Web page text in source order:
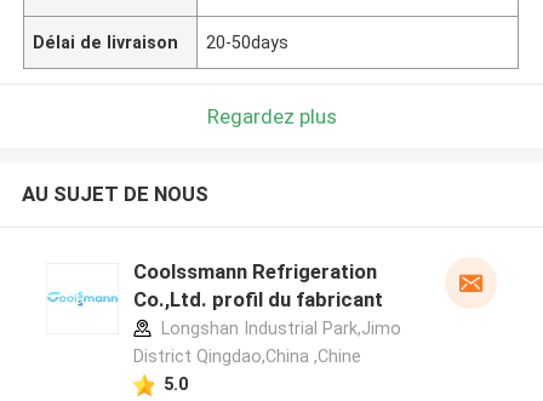
Délai de livraison 20-50days
Regardez plus
AU SUJET DE NOUS
Coolssmann Refrigeration
Co.,Ltd. profil du fabricant
Longshan Industrial Park,Jimo
District Qingdao,China ,Chine
5.0